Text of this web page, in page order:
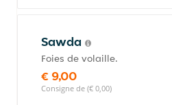
Sawda
Foies de volaille.
€ 9,00
Consigne de (€ 0,00)